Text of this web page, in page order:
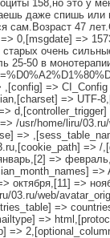
158,но это у
даже спишь
сам.Возраст 47
0,[msgdate] =>
очень
25-50 в
=>
=>
/usr/home/liru/
=>
=>
=>
октября,[11] =>
03.ru/web/
=>
=>
=>